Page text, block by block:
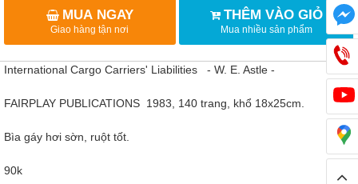
MUA NGAY
Giao hàng tận nơi
THÊM VÀO GIỎ
Mua nhiều sản phẩm
International Cargo Carriers' Liabilities - W. E. Astle -
FAIRPLAY PUBLICATIONS 1983, 140 trang, khổ 18x25cm.
Bìa gáy hơi sờn, ruột tốt.
90k